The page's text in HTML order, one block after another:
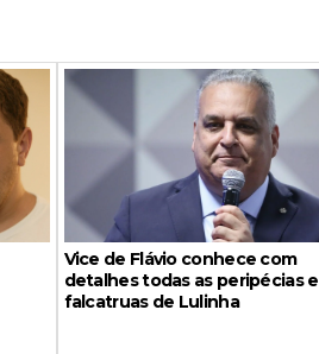
Vice de Flávio conhece com
detalhes todas as peripécias e
falcatruas de Lulinha